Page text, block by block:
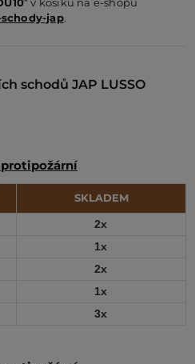
jap.
schodů JAP LUSSO
protipožární
SKLADEM
2x
1x
2x
1x
3x